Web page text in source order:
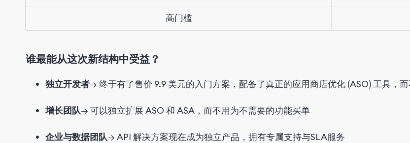
高门槛
谁最能从这次新结构中受益？
独立开发者→ 终于有了售价 9.9 美元的入门方案，配备了真正的应用商店优化 (ASO) 工具，
增长团队→ 可以独立扩展 ASO 和 ASA，而不用为不需要的功能买单
企业与数据团队→ API 解决方案现在成为独立产品，拥有专属支持与SLA服务